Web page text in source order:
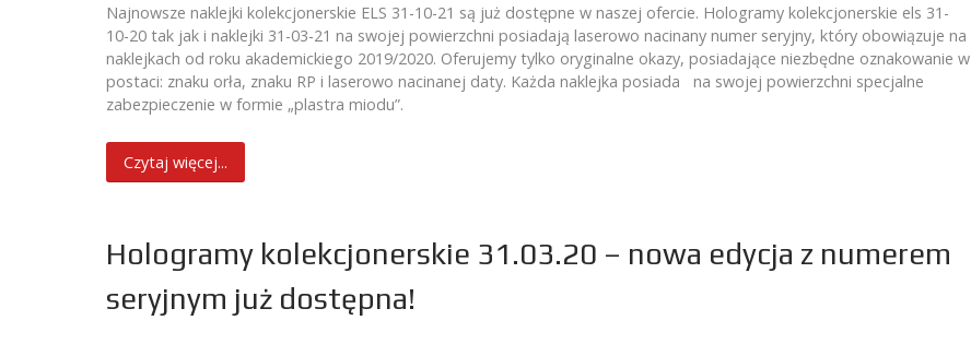
Najnowsze naklejki kolekcjonerskie ELS 31-10-21 są już dostępne w naszej ofercie. Hologramy kolekcjonerskie els 31-
10-20 tak jak i naklejki 31-03-21 na swojej powierzchni posiadają laserowo nacinany numer seryjny, który obowiązuje na
naklejkach od roku akademickiego 2019/2020. Oferujemy tylko oryginalne okazy, posiadające niezbędne oznakowanie w
postaci: znaku orła, znaku RP i laserowo nacinanej daty. Każda naklejka posiada na swojej powierzchni specjalne
zabezpieczenie w formie „plastra miodu”.
Czytaj więcej...
Hologramy kolekcjonerskie 31.03.20 – nowa edycja z numerem
seryjnym już dostępna!